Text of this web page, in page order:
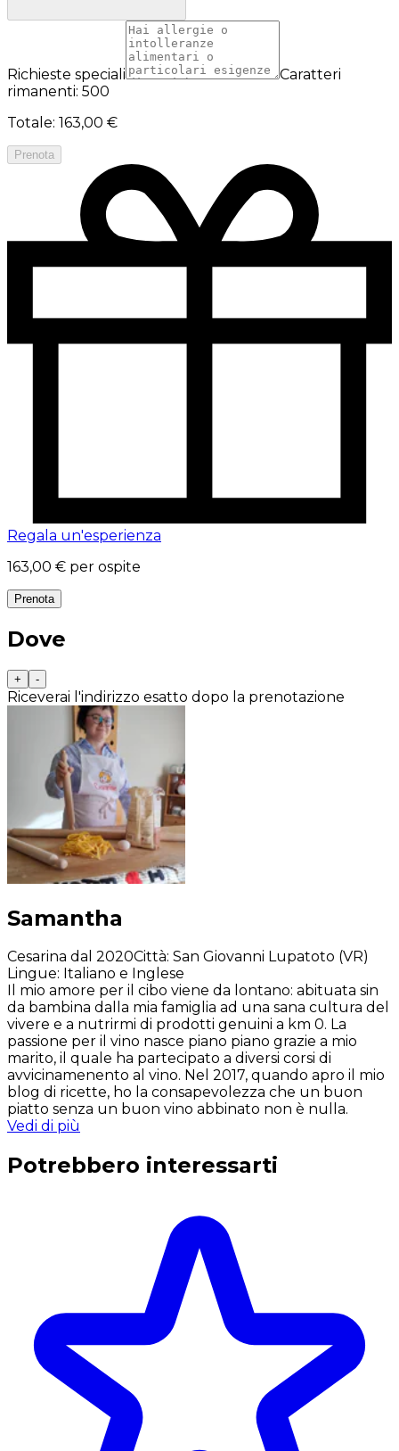
Richieste speciali
Caratteri
rimanenti: 500
Totale: 163,00 €
Prenota
Regala un'esperienza
163,00 € per ospite
Prenota
Dove
+ -
Riceverai l'indirizzo esatto dopo la prenotazione
Samantha
Cesarina dal 2020Città: San Giovanni Lupatoto (VR)
Lingue: Italiano e Inglese
Il mio amore per il cibo viene da lontano: abituata sin
da bambina dalla mia famiglia ad una sana cultura del
vivere e a nutrirmi di prodotti genuini a km 0. La
passione per il vino nasce piano piano grazie a mio
marito, il quale ha partecipato a diversi corsi di
avvicinamenento al vino. Nel 2017, quando apro il mio
blog di ricette, ho la consapevolezza che un buon
piatto senza un buon vino abbinato non è nulla.
Vedi di più
Potrebbero interessarti